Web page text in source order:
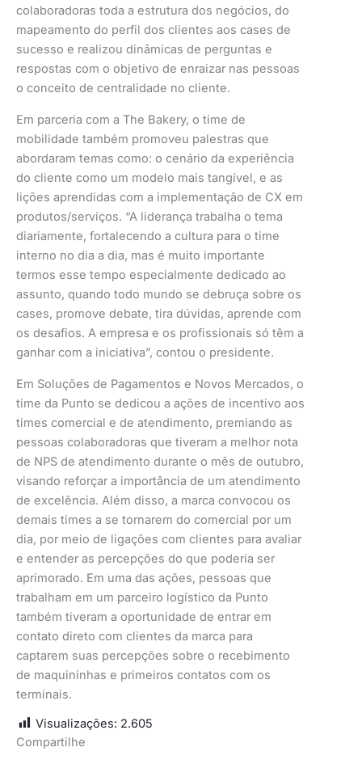
colaboradoras toda a estrutura dos negócios, do
mapeamento do perfil dos clientes aos cases de
sucesso e realizou dinâmicas de perguntas e
respostas com o objetivo de enraizar nas pessoas
o conceito de centralidade no cliente.
Em parceria com a The Bakery, o time de
mobilidade também promoveu palestras que
abordaram temas como: o cenário da experiência
do cliente como um modelo mais tangível, e as
lições aprendidas com a implementação de CX em
produtos/serviços. “A liderança trabalha o tema
diariamente, fortalecendo a cultura para o time
interno no dia a dia, mas é muito importante
termos esse tempo especialmente dedicado ao
assunto, quando todo mundo se debruça sobre os
cases, promove debate, tira dúvidas, aprende com
os desafios. A empresa e os profissionais só têm a
ganhar com a iniciativa”, contou o presidente.
Em Soluções de Pagamentos e Novos Mercados, o
time da Punto se dedicou a ações de incentivo aos
times comercial e de atendimento, premiando as
pessoas colaboradoras que tiveram a melhor nota
de NPS de atendimento durante o mês de outubro,
visando reforçar a importância de um atendimento
de excelência. Além disso, a marca convocou os
demais times a se tornarem do comercial por um
dia, por meio de ligações com clientes para avaliar
e entender as percepções do que poderia ser
aprimorado. Em uma das ações, pessoas que
trabalham em um parceiro logístico da Punto
também tiveram a oportunidade de entrar em
contato direto com clientes da marca para
captarem suas percepções sobre o recebimento
de maquininhas e primeiros contatos com os
terminais.
Visualizações: 2.605
Compartilhe